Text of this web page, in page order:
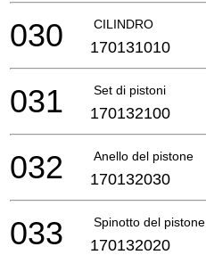
CILINDRO
030 170131010
Set di pistoni
031 170132100
Anello del pistone
032 170132030
Spinotto del pistone
033 170132020